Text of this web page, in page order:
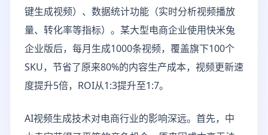
键生成视频）、数据统计功能（实时分析视频播放
量、转化率等指标）。某大型电商企业使用快米兔
企业版后，每月生成1000条视频，覆盖旗下100个
SKU，节省了原来80%的内容生产成本，视频更新速
度提升5倍，ROI从1:3提升至1:7。
AI视频生成技术对电商行业的影响深远。首先，中